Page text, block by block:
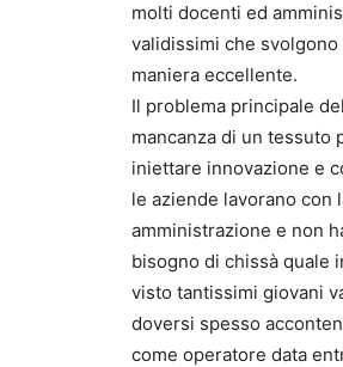
molti docenti ed
validissimi che
maniera eccellente.
Il problema principale
mancanza di un tessuto
iniettare innovazione e
le aziende lavorano con
amministrazione e non
bisogno di chissà quale
visto tantissimi giovani
doversi spesso
come operatore data